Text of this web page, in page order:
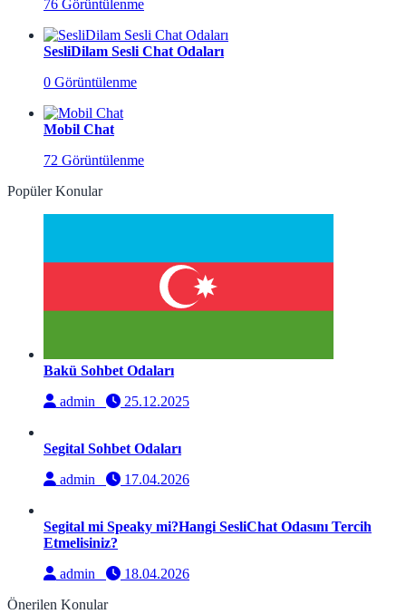
76 Görüntülenme
SesliDilam Sesli Chat Odaları
0 Görüntülenme
Mobil Chat
72 Görüntülenme
Popüler Konular
Bakü Sohbet Odaları
admin
25.12.2025
Segital Sohbet Odaları
admin
17.04.2026
Segital mi Speaky mi?Hangi SesliChat Odasını Tercih
Etmelisiniz?
admin
18.04.2026
Önerilen Konular